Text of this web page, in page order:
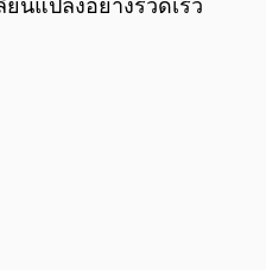
นแปลงอย่างรวดเร็ว